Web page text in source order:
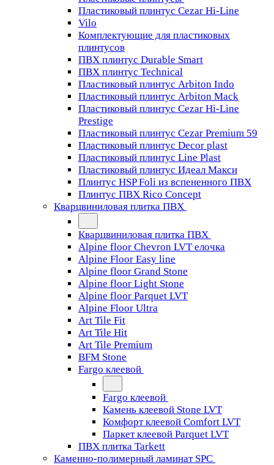
Пластиковый плинтус Cezar Hi-Line
Vilo
Комплектующие для пластиковых
плинтусов
ПВХ плинтус Durable Smart
ПВХ плинтус Technical
Пластиковый плинтус Arbiton Indo
Пластиковый плинтус Arbiton Mack
Пластиковый плинтус Cezar Hi-Line
Prestige
Пластиковый плинтус Cezar Premium 59
Пластиковый плинтус Decor plast
Пластиковый плинтус Line Plast
Пластиковый плинтус Идеал Макси
Плинтус HSP Foli из вспененного ПВХ
Плинтус ПВХ Rico Concept
Кварцвиниловая плитка ПВХ
Кварцвиниловая плитка ПВХ
Alpine floor Chevron LVT елочка
Alpine Floor Easy line
Alpine floor Grand Stone
Alpine floor Light Stone
Alpine floor Parquet LVT
Alpine Floor Ultra
Art Tile Fit
Art Tile Hit
Art Tile Premium
BFM Stone
Fargo клеевой
Fargo клеевой
Камень клеевой Stone LVT
Комфорт клеевой Comfort LVT
Паркет клеевой Parquet LVT
ПВХ плитка Tarkett
Каменно-полимерный ламинат SPC